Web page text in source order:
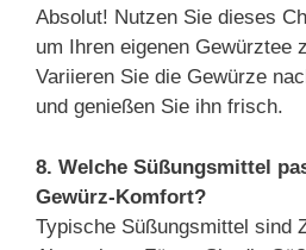
Absolut! Nutzen Sie dieses
um Ihren eigenen Gewürztee
Variieren Sie die Gewürze
und genießen Sie ihn frisch.
8. Welche Süßungsmittel
Gewürz-Komfort?
Typische Süßungsmittel sind